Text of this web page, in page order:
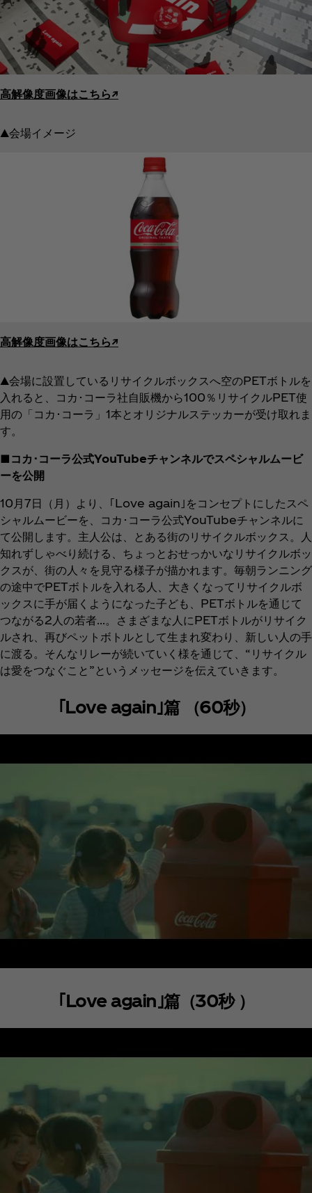
高解像度画像はこちら↗︎
▲会場イメージ
高解像度画像はこちら↗︎
▲会場に設置しているリサイクルボックスへ空のPETボトルを
入れると、コカ･コーラ社自販機から100％リサイクルPET使
用の「コカ･コーラ」1本とオリジナルステッカーが受け取れま
す。
■ コカ･コーラ公式YouTubeチャンネルでスペシャルムービ
ーを公開
10月7日（月）より、｢Love again｣をコンセプトにしたスペ
シャルムービーを、コカ･コーラ公式YouTubeチャンネルに
て公開します。主人公は、とある街のリサイクルボックス。人
知れずしゃべり続ける、ちょっとおせっかいなリサイクルボッ
クスが、街の人々を見守る様子が描かれます。毎朝ランニング
の途中でPETボトルを入れる人、大きくなってリサイクルボ
ックスに手が届くようになった子ども、PETボトルを通じて
つながる2人の若者…。さまざまな人にPETボトルがリサイク
ルされ、再びペットボトルとして生まれ変わり、新しい人の手
に渡る。そんなリレーが続いていく様を通じて、“リサイクル
は愛をつなぐこと”というメッセージを伝えていきます。
｢Love again｣篇 （60秒）
｢Love again｣篇（30秒 ）